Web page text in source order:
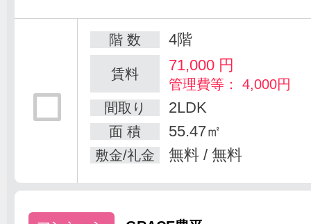
階 数 4階
賃料 71,000円
管理費等： 4,000円
間取り
2LDK
面 積 55.47㎡
敷金/礼金 無料 / 無料